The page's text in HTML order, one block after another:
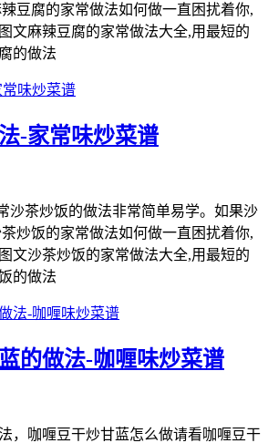
豆腐的家常做法如何做一直困扰着你,
文麻辣豆腐的家常做法大全,用最短的
的做法
-家常味炒菜谱
沙茶炒饭的做法非常简单易学。如果沙
炒饭的家常做法如何做一直困扰着你,
文沙茶炒饭的家常做法大全,用最短的
的做法
的做法-咖喱味炒菜谱
，咖喱豆干炒甘蓝怎么做请看咖喱豆干